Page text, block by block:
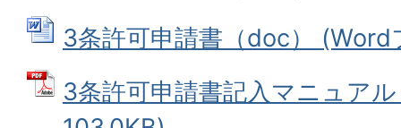
3条許可申請書（doc）
3条許可申請書記入マニュア